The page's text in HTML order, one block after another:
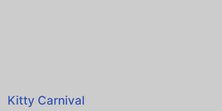
Kitty Carnival